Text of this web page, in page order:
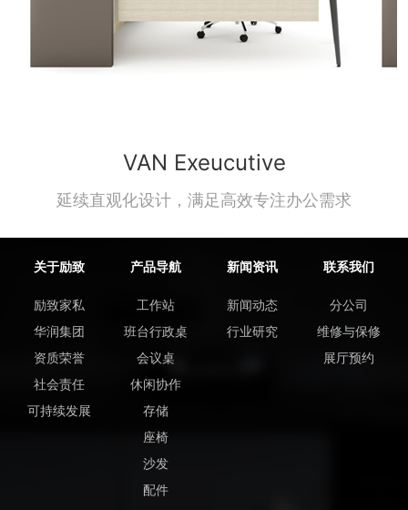
VAN Exeucutive
延续直观化设计，满足高效专注办公需求
关于励致
励致家私
华润集团
资质荣誉
社会责任
可持续发展
产品导航
工作站
班台行政桌
会议桌
休闲协作
存储
座椅
沙发
配件
新闻资讯
新闻动态
行业研究
联系我们
分公司
维修与保修
展厅预约